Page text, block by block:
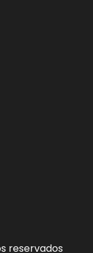
reservados